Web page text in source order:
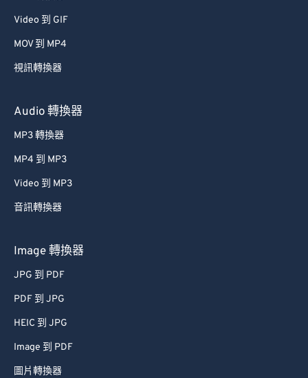
Video 到 GIF
MOV 到 MP4
視訊轉換器
Audio 轉換器
MP3 轉換器
MP4 到 MP3
Video 到 MP3
音訊轉換器
Image 轉換器
JPG 到 PDF
PDF 到 JPG
HEIC 到 JPG
Image 到 PDF
圖片轉換器